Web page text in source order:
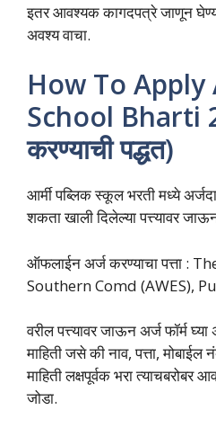
इतर आवश्यक कागदपत्रे जाणून
अवश्य वाचा.
How To
School Bharti
करण्याची पद्धत)
आर्मी पब्लिक स्कूल भरती मध्ये
शकता खाली दिलेल्या पत्त्यावर
ऑफलाईन अर्ज करण्याचा पत्ता :
Southern Comd (AWES),
वरील पत्त्यावर जाऊन अर्ज फॉर्म घ्या
माहिती जसे की नाव, पत्ता,
माहिती लक्षपूर्वक भरा त्याचबरोबर
जोडा.